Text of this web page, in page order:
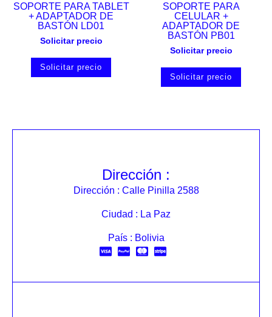
SOPORTE PARA TABLET
+ ADAPTADOR DE
BASTÓN LD01
Solicitar precio
Solicitar precio
SOPORTE PARA
CELULAR +
ADAPTADOR DE
BASTÓN PB01
Solicitar precio
Solicitar precio
Dirección :
Dirección : Calle Pinilla 2588
Ciudad : La Paz
País : Bolivia